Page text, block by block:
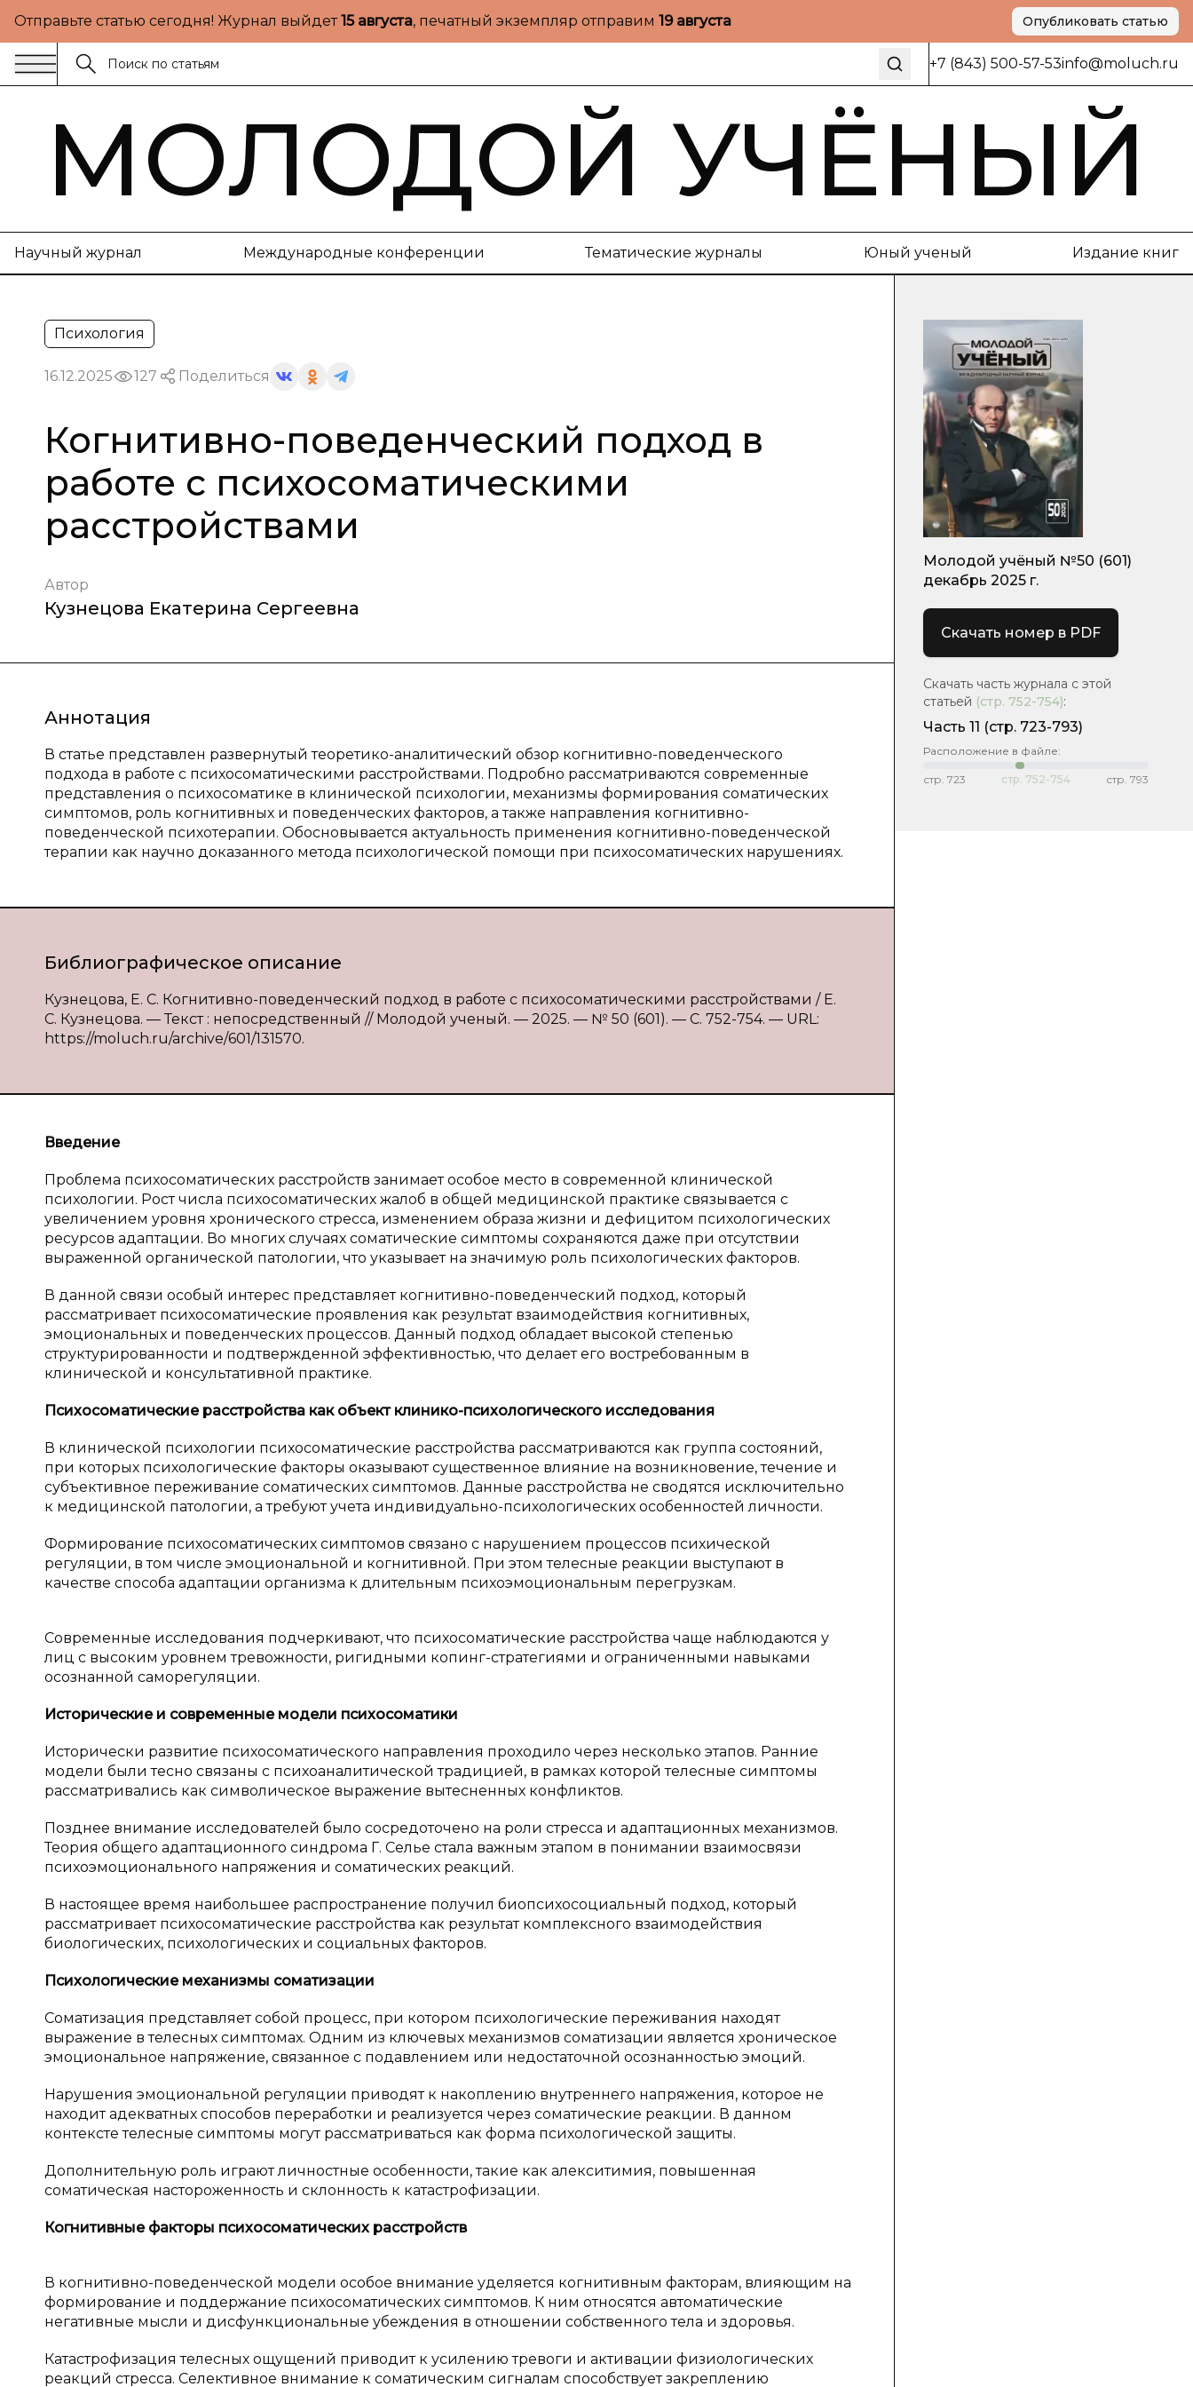
Отправьте статью сегодня! Журнал выйдет15 августа, печатный экземпляр отправим 19 августа Опубликовать статью
+7 (843) 500-57-53info@moluch.ru
МОЛОДОЙ УЧЁНЫЙ
Научный журнал Международные конференции Тематические журналы Юный ученый Издание книг
Психология
16.12.2025 127 Поделиться
Когнитивно-поведенческий подход в
работе с психосоматическими
расстройствами
Автор
Кузнецова Екатерина Сергеевна
Аннотация
В статье представлен развернутый теоретико-аналитический обзор когнитивно-поведенческого
подхода в работе с психосоматическими расстройствами. Подробно рассматриваются современные
представления о психосоматике в клинической психологии, механизмы формирования соматических
симптомов, роль когнитивных и поведенческих факторов, а также направления когнитивно-
поведенческой психотерапии. Обосновывается актуальность применения когнитивно-поведенческой
терапии как научно доказанного метода психологической помощи при психосоматических нарушениях.
Библиографическое описание
Кузнецова, Е. С. Когнитивно-поведенческий подход в работе с психосоматическими расстройствами / Е.
С. Кузнецова. — Текст : непосредственный // Молодой ученый. — 2025. — № 50 (601). — С. 752-754. — URL:
https://moluch.ru/archive/601/131570.
Введение
Проблема психосоматических расстройств занимает особое место в современной клинической
психологии. Рост числа психосоматических жалоб в общей медицинской практике связывается с
увеличением уровня хронического стресса, изменением образа жизни и дефицитом психологических
ресурсов адаптации. Во многих случаях соматические симптомы сохраняются даже при отсутствии
выраженной органической патологии, что указывает на значимую роль психологических факторов.
В данной связи особый интерес представляет когнитивно-поведенческий подход, который
рассматривает психосоматические проявления как результат взаимодействия когнитивных,
эмоциональных и поведенческих процессов. Данный подход обладает высокой степенью
структурированности и подтвержденной эффективностью, что делает его востребованным в
клинической и консультативной практике.
Психосоматические расстройства как объект клинико-психологического исследования
В клинической психологии психосоматические расстройства рассматриваются как группа состояний,
при которых психологические факторы оказывают существенное влияние на возникновение, течение и
субъективное переживание соматических симптомов. Данные расстройства не сводятся исключительно
к медицинской патологии, а требуют учета индивидуально-психологических особенностей личности.
Формирование психосоматических симптомов связано с нарушением процессов психической
регуляции, в том числе эмоциональной и когнитивной. При этом телесные реакции выступают в
качестве способа адаптации организма к длительным психоэмоциональным перегрузкам.
Современные исследования подчеркивают, что психосоматические расстройства чаще наблюдаются у
лиц с высоким уровнем тревожности, ригидными копинг-стратегиями и ограниченными навыками
осознанной саморегуляции.
Исторические и современные модели психосоматики
Исторически развитие психосоматического направления проходило через несколько этапов. Ранние
модели были тесно связаны с психоаналитической традицией, в рамках которой телесные симптомы
рассматривались как символическое выражение вытесненных конфликтов.
Позднее внимание исследователей было сосредоточено на роли стресса и адаптационных механизмов.
Теория общего адаптационного синдрома Г. Селье стала важным этапом в понимании взаимосвязи
психоэмоционального напряжения и соматических реакций.
В настоящее время наибольшее распространение получил биопсихосоциальный подход, который
рассматривает психосоматические расстройства как результат комплексного взаимодействия
биологических, психологических и социальных факторов.
Психологические механизмы соматизации
Соматизация представляет собой процесс, при котором психологические переживания находят
выражение в телесных симптомах. Одним из ключевых механизмов соматизации является хроническое
эмоциональное напряжение, связанное с подавлением или недостаточной осознанностью эмоций.
Нарушения эмоциональной регуляции приводят к накоплению внутреннего напряжения, которое не
находит адекватных способов переработки и реализуется через соматические реакции. В данном
контексте телесные симптомы могут рассматриваться как форма психологической защиты.
Дополнительную роль играют личностные особенности, такие как алекситимия, повышенная
соматическая настороженность и склонность к катастрофизации.
Когнитивные факторы психосоматических расстройств
В когнитивно-поведенческой модели особое внимание уделяется когнитивным факторам, влияющим на
формирование и поддержание психосоматических симптомов. К ним относятся автоматические
негативные мысли и дисфункциональные убеждения в отношении собственного тела и здоровья.
Катастрофизация телесных ощущений приводит к усилению тревоги и активации физиологических
реакций стресса. Селективное внимание к соматическим сигналам способствует закреплению
Молодой учёный №50 (601)
декабрь 2025 г.
Скачать номер в PDF
Скачать часть журнала с этой
статьей (стр. 752-754):
Часть 11 (стр. 723-793)
Расположение в файле:
стр. 723 стр. 752-754 стр. 793